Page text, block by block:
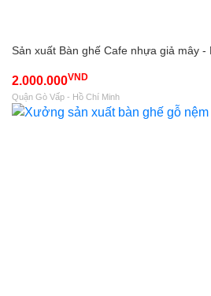
Sản xuất Bàn ghế Cafe nhựa giả mây -
2.000.000VND
Quận Gò Vấp - Hồ Chí Minh